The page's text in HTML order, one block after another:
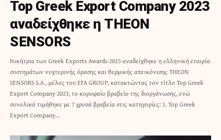
Top Greek Export Company 2023
αναδείχθηκε η ΤΗΕΟΝ
SENSORS
Nικήτρια των Greek Exports Awards 2023 αναδείχθηκε η ελληνική εταιρία
συστημάτων νυχτερινής όρασης και θερμικής απεικόνισης THEON
SENSORS S.A., μέλος του EFA GROUP, κατακτώντας τον τίτλο Top Greek
Export Company 2023, το κορυφαίο βραβείο της διοργάνωσης, ενώ
συνολικά τιμήθηκε με 7 χρυσά βραβεία στις κατηγορίες: 1. Top Greek
Export Company…